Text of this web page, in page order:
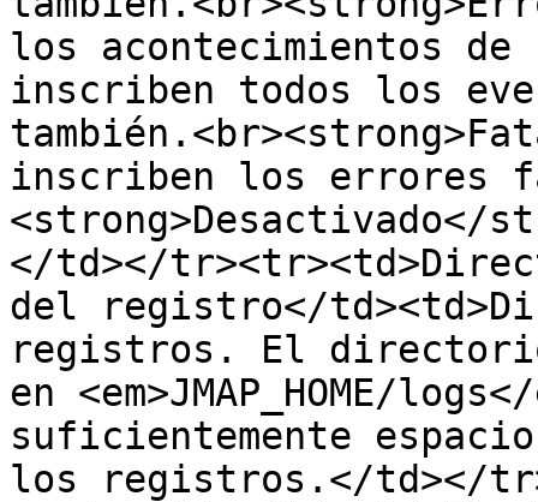
los acontecimientos
inscriben todos los
inscriben los errores
<strong>Desactivado</
</td></
del registro</
registros. El
en <em>JMAP_HOME/
suficientemente
los registros.</td></